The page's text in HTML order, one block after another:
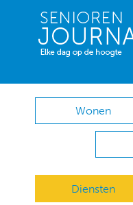
Wonen
Diensten